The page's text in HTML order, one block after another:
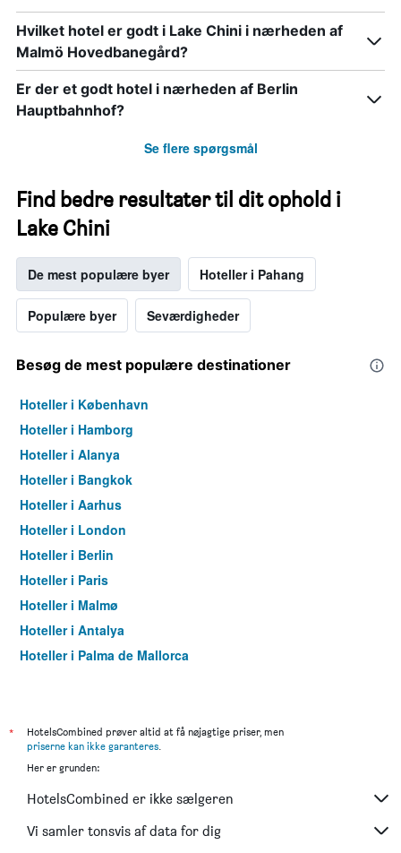
Hvilket hotel er godt i Lake Chini i nærheden af
Malmö Hovedbanegård?
Er der et godt hotel i nærheden af Berlin
Hauptbahnhof?
Se flere spørgsmål
Find bedre resultater til dit ophold i
Lake Chini
De mest populære byer Hoteller i Pahang
Populære byer Seværdigheder
Besøg de mest populære destinationer
Hoteller i København
Hoteller i Hamborg
Hoteller i Alanya
Hoteller i Bangkok
Hoteller i Aarhus
Hoteller i London
Hoteller i Berlin
Hoteller i Paris
Hoteller i Malmø
Hoteller i Antalya
Hoteller i Palma de Mallorca
Hoteller i Dubai
Hoteller i Maspalomas
Hoteller i Patong
Hoteller i Vejle
*
HotelsCombined prøver altid at få nøjagtige priser, men
priserne kan ikke garanteres.
Her er grunden:
HotelsCombined er ikke sælgeren
Vi samler tonsvis af data for dig